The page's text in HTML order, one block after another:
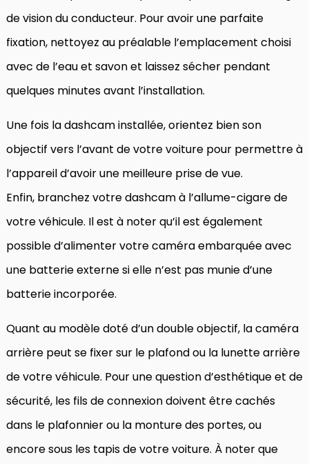
de vision du conducteur. Pour avoir une parfaite
fixation, nettoyez au préalable l’emplacement choisi
avec de l’eau et savon et laissez sécher pendant
quelques minutes avant l’installation.
Une fois la dashcam installée, orientez bien son
objectif vers l’avant de votre voiture pour permettre à
l’appareil d’avoir une meilleure prise de vue.
Enfin, branchez votre dashcam à l’allume-cigare de
votre véhicule. Il est à noter qu’il est également
possible d’alimenter votre caméra embarquée avec
une batterie externe si elle n’est pas munie d’une
batterie incorporée.
Quant au modèle doté d’un double objectif, la caméra
arrière peut se fixer sur le plafond ou la lunette arrière
de votre véhicule. Pour une question d’esthétique et de
sécurité, les fils de connexion doivent être cachés
dans le plafonnier ou la monture des portes, ou
encore sous les tapis de votre voiture. À noter que